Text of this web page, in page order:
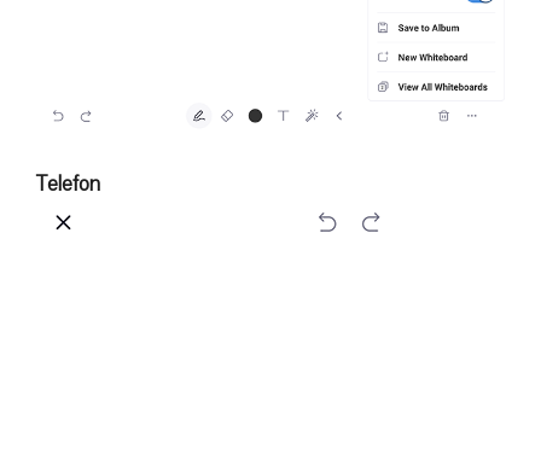
Telefon